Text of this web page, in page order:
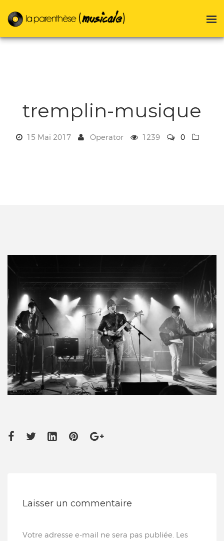
tremplin-musique
15 Mai 2017 Operator 1239 0
Laisser un commentaire
Votre adresse e-mail ne sera pas publiée. Les